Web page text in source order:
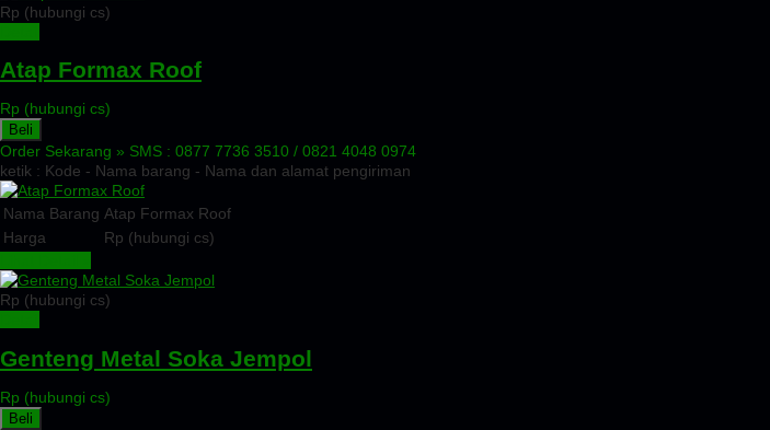
Rp (hubungi cs)
Atap Formax Roof
Rp (hubungi cs)
Beli
Order Sekarang » SMS : 0877 7736 3510 / 0821 4048 0974
ketik : Kode - Nama barang - Nama dan alamat pengiriman
Nama Barang Atap Formax Roof
Harga
Rp (hubungi cs)
Rp (hubungi cs)
Genteng Metal Soka Jempol
Rp (hubungi cs)
Beli